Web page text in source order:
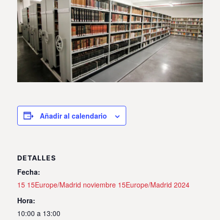
Añadir al calendario
DETALLES
Fecha:
15 15Europe/Madrid noviembre 15Europe/Madrid 2024
Hora:
10:00 a 13:00